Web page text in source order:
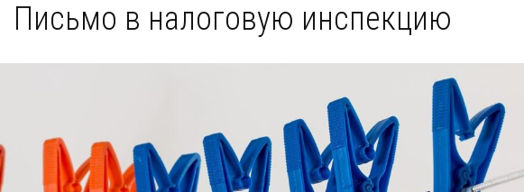
Письмо в налоговую инспекцию